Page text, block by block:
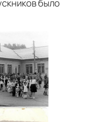
было